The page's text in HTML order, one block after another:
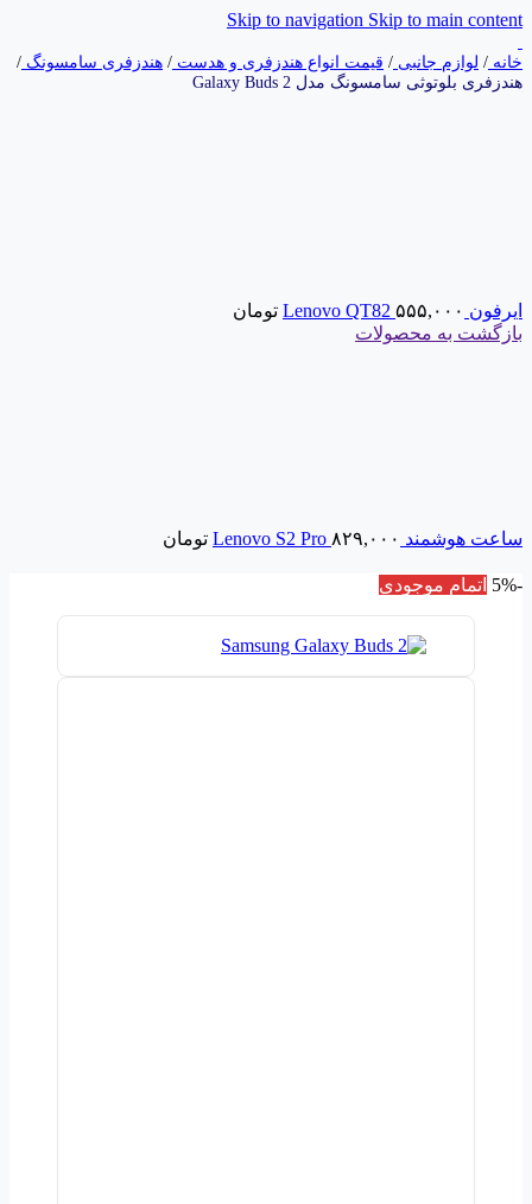
Skip to navigation Skip to main content
خانه / لوازم جانبی / قیمت انواع هندزفری و هدست / هندزفری سامسونگ /
هندزفری بلوتوثی سامسونگ مدل Galaxy Buds 2
ایرفون Lenovo QT82 ۵۵۵,۰۰۰
تومان
بازگشت به محصولات
ساعت هوشمند Lenovo S2 Pro ۸۲۹,۰۰۰ تومان
-5% اتمام موجودی